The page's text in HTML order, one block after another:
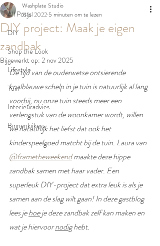
All Posts
DIY
Shop the Look
Lifestyle
Tuin
Interieuradvies
Binnenkijkers
DIY project: Maak je eigen
zandbak
Washplate Studio
11 jul 2022 5 minuten om te lezen
Bijgewerkt op: 2 nov 2025
De tijd van de ouderwetse ontsierende
knalblauwe schelp in je tuin is natuurlijk al lang
voorbij, nu onze tuin steeds meer een
verlengstuk van de woonkamer wordt, willen
we natuurlijk het liefst dat ook het
kinderspeelgoed matcht bij de tuin. Laura van
@frametheweekend maakte deze hippe
zandbak samen met haar vader. Een
superleuk DIY-project dat extra leuk is als je
samen aan de slag wilt gaan! In deze gastblog
lees je hoe je deze zandbak zelf kan maken en
wat je hiervoor nodig hebt.